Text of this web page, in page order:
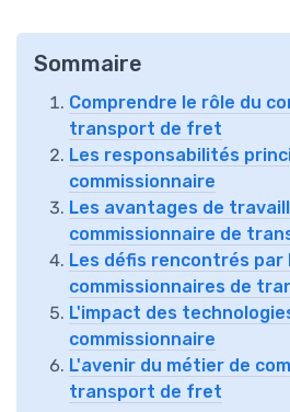
Sommaire
Comprendre le rôle du
transport de fret
Les responsabilités
commissionnaire
Les avantages de
commissionnaire de
Les défis rencontrés par
commissionnaires de
L'impact des
commissionnaire
L'avenir du métier de
transport de fret